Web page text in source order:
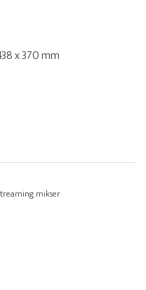
x 370 mm
mikser